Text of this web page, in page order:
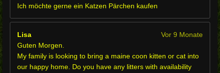
Ich möchte gerne ein Katzen Pärchen kaufen
Lisa
Vor 9 Monate
Guten Morgen.
My family is looking to bring a maine coon kitten or cat into
our happy home. Do you have any litters with availability